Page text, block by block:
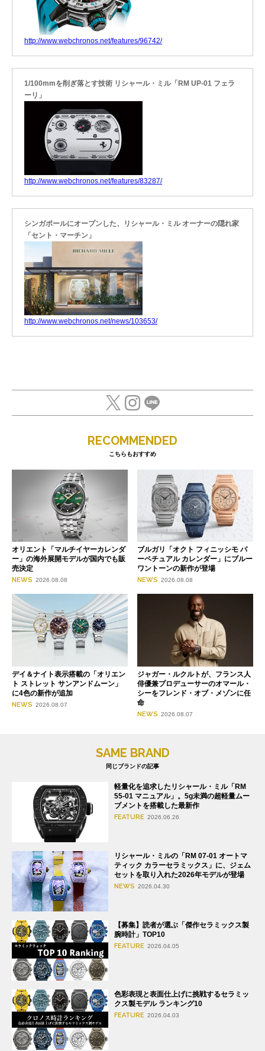
http://www.webchronos.net/features/96742/
1/100mmを削ぎ落とす技術 リシャール・ミル「RM UP-01 フェラ
ーリ」
http://www.webchronos.net/features/83287/
シンガポールにオープンした、リシャール・ミル オーナーの隠れ家
「セント・マーチン」
http://www.webchronos.net/news/103653/
RECOMMENDED
こちらもおすすめ
オリエント「マルチイヤーカレンダ
ー」の海外展開モデルが国内でも販
売決定
NEWS 2026.08.08
ブルガリ「オクト フィニッシモ パ
ーペチュアル カレンダー」にブルー
ワントーンの新作が登場
NEWS 2026.08.08
デイ＆ナイト表示搭載の「オリエン
ト ストレット サンアンドムーン」
に4色の新作が追加
NEWS 2026.08.07
ジャガー・ルクルトが、フランス人
俳優兼プロデューサーのオマール・
シーをフレンド・オブ・メゾンに任
命
NEWS 2026.08.07
SAME BRAND
同じブランドの記事
軽量化を追求したリシャール・ミル「RM
55-01 マニュアル」。5g未満の超軽量ムー
ブメントを搭載した最新作
FEATURE 2026.06.26
リシャール・ミルの「RM 07-01 オートマ
ティック カラーセラミックス」に、ジェム
セットを取り入れた2026年モデルが登場
NEWS 2026.04.30
【募集】読者が選ぶ「傑作セラミックス製
腕時計」TOP10
FEATURE 2026.04.05
色彩表現と表面仕上げに挑戦するセラミッ
クス製モデル ランキング10
FEATURE 2026.04.03